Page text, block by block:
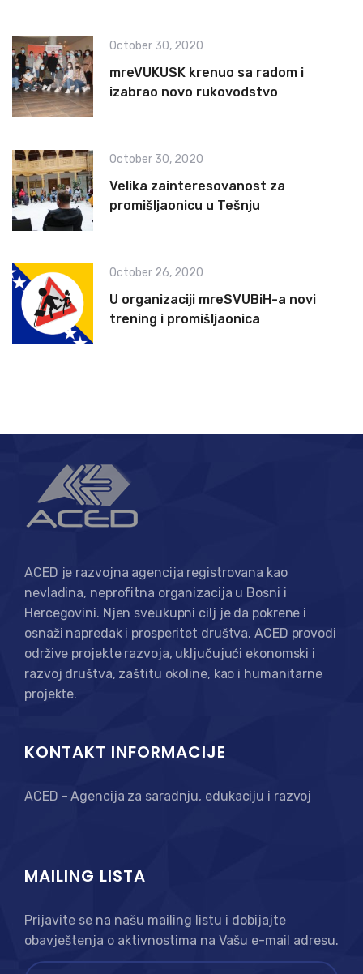
October 30, 2020
mreVUKUSK krenuo sa radom i
izabrao novo rukovodstvo
October 30, 2020
Velika zainteresovanost za
promišljaonicu u Tešnju
October 26, 2020
U organizaciji mreSVUBiH-a novi
trening i promišljaonica
ACED je razvojna agencija registrovana kao
nevladina, neprofitna organizacija u Bosni i
Hercegovini. Njen sveukupni cilj je da pokrene i
osnaži napredak i prosperitet društva. ACED provodi
održive projekte razvoja, uključujući ekonomski i
razvoj društva, zaštitu okoline, kao i humanitarne
projekte.
KONTAKT INFORMACIJE
ACED - Agencija za saradnju, edukaciju i razvoj
MAILING LISTA
Prijavite se na našu mailing listu i dobijajte
obavještenja o aktivnostima na Vašu e-mail adresu.